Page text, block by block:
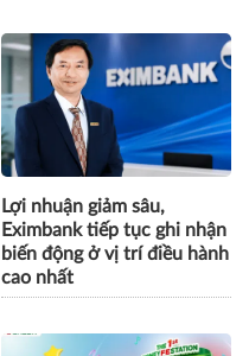
Lợi nhuận giảm sâu,
Eximbank tiếp tục ghi nhận
biến động ở vị trí điều hành
cao nhất